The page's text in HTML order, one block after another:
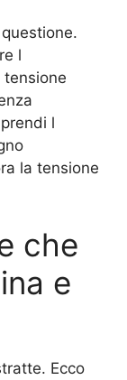
l
tensione
l
la tensione
che
e
Ecco